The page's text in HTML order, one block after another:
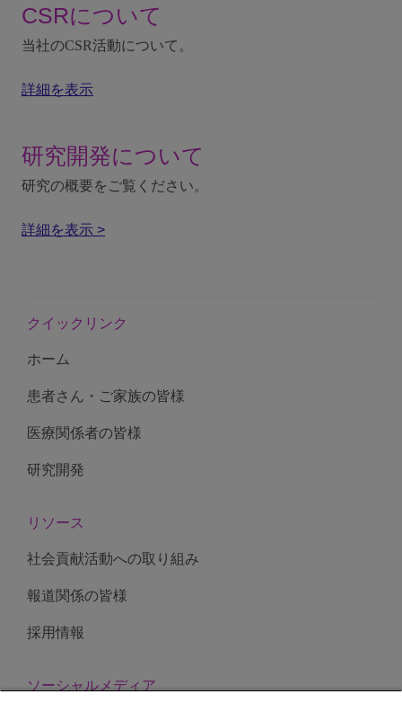
CSRについて
当社のCSR活動について。
詳細を表示
研究開発について
研究の概要をご覧ください。
詳細を表示 >
クイックリンク
ホーム
患者さん・ご家族の皆様
医療関係者の皆様
研究開発
リソース
社会貢献活動への取り組み
報道関係の皆様
採用情報
ソーシャルメディア